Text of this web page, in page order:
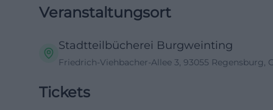
Veranstaltungsort
Stadtteilbücherei Burgweinting
Friedrich-Viehbacher-Allee 3, 93055 Regensburg,
Tickets